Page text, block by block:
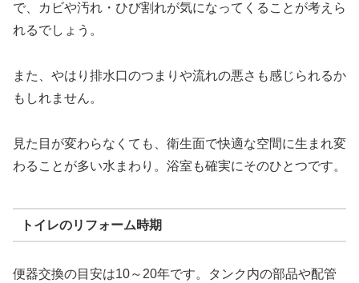
で、カビや汚れ・ひび割れが気になってくることが考えら
れるでしょう。
また、やはり排水口のつまりや流れの悪さも感じられるか
もしれません。
見た目が変わらなくても、衛生面で快適な空間に生まれ変
わることが多い水まわり。浴室も確実にそのひとつです。
トイレのリフォーム時期
便器交換の目安は10～20年です。タンク内の部品や配管